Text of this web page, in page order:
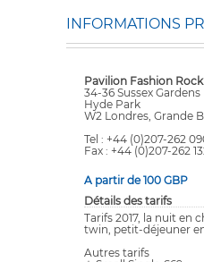
INFORMATIONS
Pavilion Fashion
34-36 Sussex Gardens
Hyde Park
W2 Londres, Grande
Tel : +44 (0)207-262
Fax : +44 (0)207-262
A partir de 100 GBP
Détails des tarifs
Tarifs 2017, la nuit en
twin, petit-déjeuner
Autres tarifs